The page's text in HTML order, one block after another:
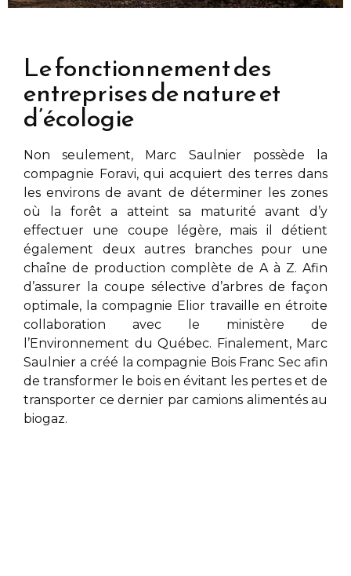
Le fonctionnement des
entreprises de nature et
d’écologie
Non seulement, Marc Saulnierpossède la
compagnie Foravi, qui acquiert des terres dans
les environs deavant de déterminer les zones
où la forêt a atteint sa maturité avant d’y
effectuer une coupe légère, mais il détient
également deux autres branches pour une
chaîne de production complète de A à Z. Afin
d’assurer la coupe sélective d’arbres de façon
optimale, la compagnie Elior travaille en étroite
collaboration avec le ministère de
l’Environnement du Québec. Finalement, Marc
Saulnier a créé la compagnie Bois Franc Sec afin
de transformer le bois en évitant les pertes et de
transporter ce dernier par camions alimentés au
biogaz.